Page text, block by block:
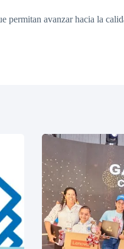
permitan avanzar hacia la